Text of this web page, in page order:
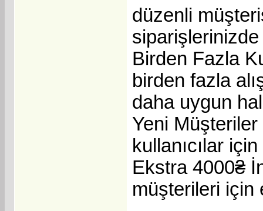
düzenli
Birden Fazla
birden fazla
daha uygun
Yeni
kullanıcılar
Ekstra 4000₴
müşterileri için